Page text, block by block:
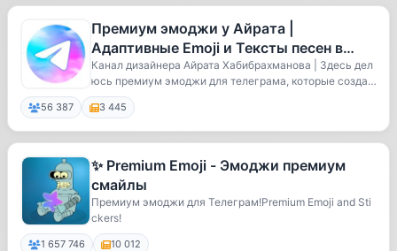
Премиум эмоджи у Айрата |
Адаптивные Emoji и Тексты песен в
Эмодзи
Канал дизайнера Айрата Хабибрахманова | Здесь дел
юсь премиум эмоджи для телеграма, которые созда
ю...
56 387 3 445
✨ Premium Emoji - Эмоджи премиум
смайлы
Премиум эмоджи для Телеграм!Premium Emoji and Sti
ckers!
1 657 746 10 012